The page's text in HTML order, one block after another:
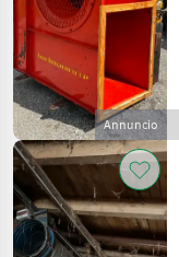
Annuncio